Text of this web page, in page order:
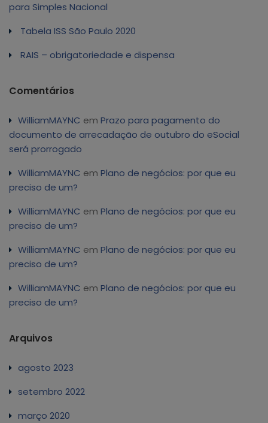
para Simples Nacional
Tabela ISS São Paulo 2020
RAIS – obrigatoriedade e dispensa
Comentários
WilliamMAYNC em Prazo para pagamento do
documento de arrecadação de outubro do eSocial
será prorrogado
WilliamMAYNC em Plano de negócios: por que eu
preciso de um?
WilliamMAYNC em Plano de negócios: por que eu
preciso de um?
WilliamMAYNC em Plano de negócios: por que eu
preciso de um?
WilliamMAYNC em Plano de negócios: por que eu
preciso de um?
Arquivos
agosto 2023
setembro 2022
março 2020